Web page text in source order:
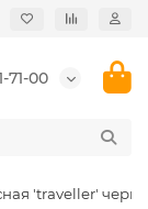
71-00
′traveller′